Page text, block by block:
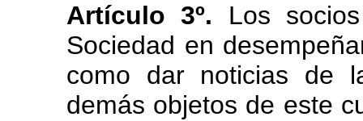
Artículo 3º. Los
Sociedad en
como dar noticias de
demás objetos de este